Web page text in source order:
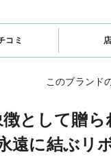
コミ
このブランド
徴として贈
遠に結ぶリ